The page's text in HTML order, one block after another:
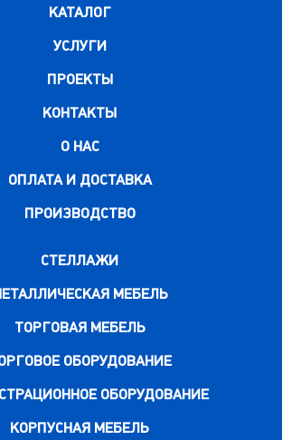
КАТАЛОГ
УСЛУГИ
ПРОЕКТЫ
КОНТАКТЫ
О НАС
ОПЛАТА И ДОСТАВКА
ПРОИЗВОДСТВО
СТЕЛЛАЖИ
МЕБЕЛЬ
ТОРГОВАЯ МЕБЕЛЬ
ОБОРУДОВАНИЕ
ОБОРУДОВАНИЕ
КОРПУСНАЯ МЕБЕЛЬ